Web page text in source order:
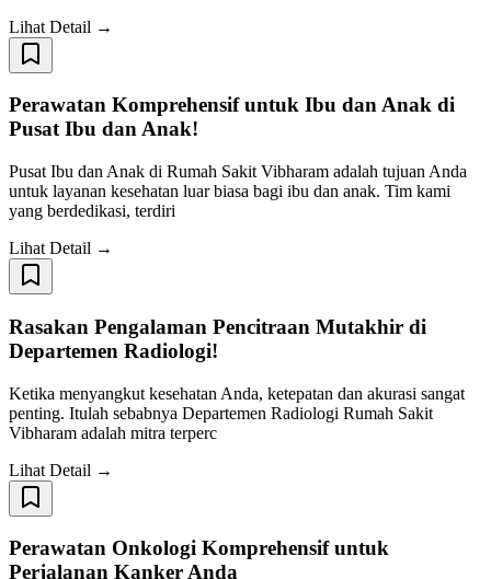
Lihat Detail →
Perawatan Komprehensif untuk Ibu dan Anak di
Pusat Ibu dan Anak!
Pusat Ibu dan Anak di Rumah Sakit Vibharam adalah tujuan Anda
untuk layanan kesehatan luar biasa bagi ibu dan anak. Tim kami
yang berdedikasi, terdiri
Lihat Detail →
Rasakan Pengalaman Pencitraan Mutakhir di
Departemen Radiologi!
Ketika menyangkut kesehatan Anda, ketepatan dan akurasi sangat
penting. Itulah sebabnya Departemen Radiologi Rumah Sakit
Vibharam adalah mitra terperc
Lihat Detail →
Perawatan Onkologi Komprehensif untuk
Perjalanan Kanker Anda